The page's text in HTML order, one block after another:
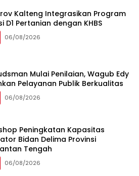
Kalteng Integrasikan Program
D1 Pertanian dengan KHBS
06/08/2026
Mulai Penilaian, Wagub Edy
Pelayanan Publik Berkualitas
06/08/2026
Peningkatan Kapasitas
Bidan Delima Provinsi
Tengah
06/08/2026